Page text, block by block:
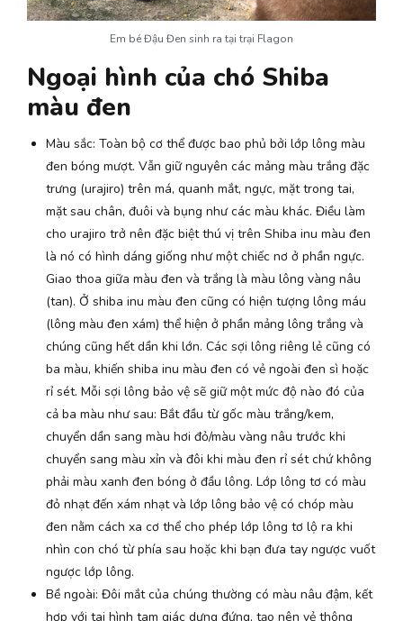
Em bé Đậu Đen sinh ra tại trại Flagon
Ngoại hình của chó Shiba
màu đen
Màu sắc: Toàn bộ cơ thể được bao phủ bởi lớp lông màu
đen bóng mượt. Vẫn giữ nguyên các mảng màu trắng đặc
trưng (urajiro) trên má, quanh mắt, ngực, mặt trong tai,
mặt sau chân, đuôi và bụng như các màu khác. Điều làm
cho urajiro trở nên đặc biệt thú vị trên Shiba inu màu đen
là nó có hình dáng giống như một chiếc nơ ở phần ngực.
Giao thoa giữa màu đen và trắng là màu lông vàng nâu
(tan). Ở shiba inu màu đen cũng có hiện tượng lông máu
(lông màu đen xám) thể hiện ở phần mảng lông trắng và
chúng cũng hết dần khi lớn. Các sợi lông riêng lẻ cũng có
ba màu, khiến shiba inu màu đen có vẻ ngoài đen sì hoặc
rỉ sét. Mỗi sợi lông bảo vệ sẽ giữ một mức độ nào đó của
cả ba màu như sau: Bắt đầu từ gốc màu trắng/kem,
chuyển dần sang màu hơi đỏ/màu vàng nâu trước khi
chuyển sang màu xỉn và đôi khi màu đen rỉ sét chứ không
phải màu xanh đen bóng ở đầu lông. Lớp lông tơ có màu
đỏ nhạt đến xám nhạt và lớp lông bảo vệ có chóp màu
đen nằm cách xa cơ thể cho phép lớp lông tơ lộ ra khi
nhìn con chó từ phía sau hoặc khi bạn đưa tay ngược vuốt
ngược lớp lông.
Bề ngoài: Đôi mắt của chúng thường có màu nâu đậm, kết
hợp với tai hình tam giác dựng đứng, tạo nên vẻ thông